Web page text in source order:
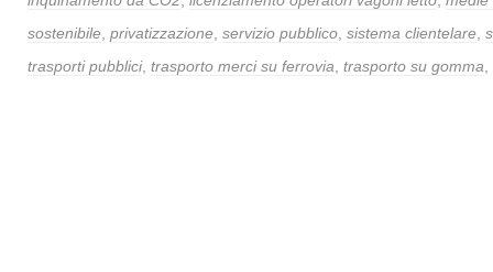
sostenibile privatizzazione servizio pubblico sistema clientelare
trasporti pubblici, trasporto merci su ferrovia trasporto su gomma